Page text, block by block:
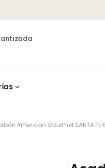
American Gourmet SANTA FE